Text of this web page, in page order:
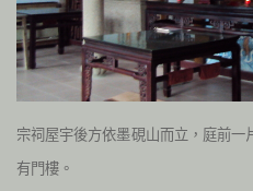
宗祠屋宇後方依墨硯山而立，庭前
有門樓。